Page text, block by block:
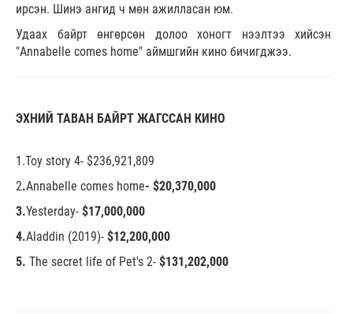
ирсэн. Шинэ ангид ч мөн ажилласан юм.
Удаах байрт өнгөрсөн долоо хоногт нээлтээ хийсэн
"Annabelle comes home" аймшгийн кино бичигджээ.
ЭХНИЙ ТАВАН БАЙРТ ЖАГССАН КИНО
1.Toy story 4- $236,921,809
2.Annabelle comes home- $20,370,000
3.Yesterday- $17,000,000
4.Aladdin (2019)- $12,200,000
5. The secret life of Pet's 2- $131,202,000